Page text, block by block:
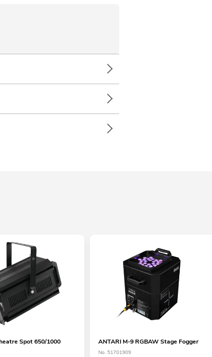
Spot 650/1000
ANTARI M-9 RGBAW Stage Fogger
No. 51701909